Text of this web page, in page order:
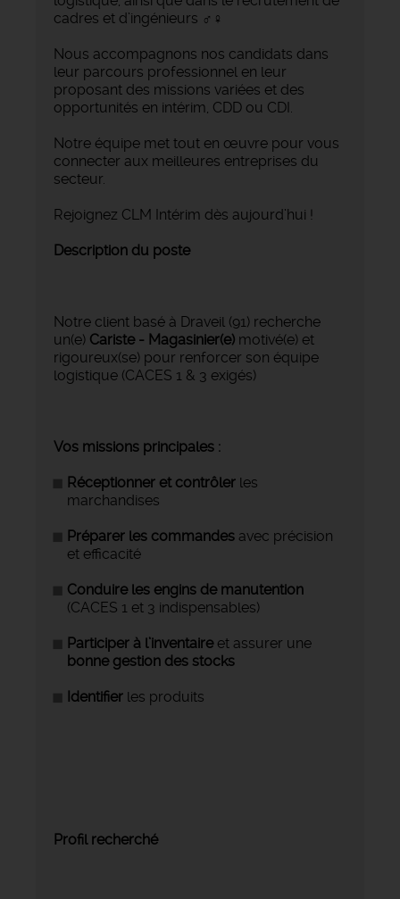
cadres et d’ingénieurs ‍♂️‍♀️
Nous accompagnons nos candidats dans
leur parcours professionnel en leur
proposant des missions variées et des
opportunités en intérim, CDD ou CDI.
Notre équipe met tout en œuvre pour vous
connecter aux meilleures entreprises du
secteur.
Rejoignez CLM Intérim dès aujourd’hui !
Description du poste
Notre client basé à Draveil (91) recherche
un(e) Cariste - Magasinier(e) motivé(e) et
rigoureux(se) pour renforcer son équipe
logistique (CACES 1 & 3 exigés)
Vos missions principales :
Réceptionner et contrôler les
marchandises
Préparer les commandes avec précision
et efficacité
Conduire les engins de manutention
(CACES 1 et 3 indispensables)
Participer à l’inventaireet assurer une
bonne gestion des stocks
Identifier les produits
Profil recherché